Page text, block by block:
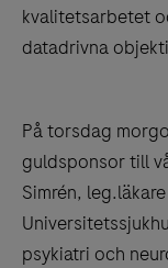
kvalitetsarbetet
datadrivna
På torsdag
guldsponsor till
Simrén,
psykiatri och